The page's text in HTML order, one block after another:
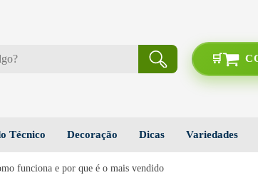
Técnico Decoração Dicas Variedades
funciona e por que é o mais vendido